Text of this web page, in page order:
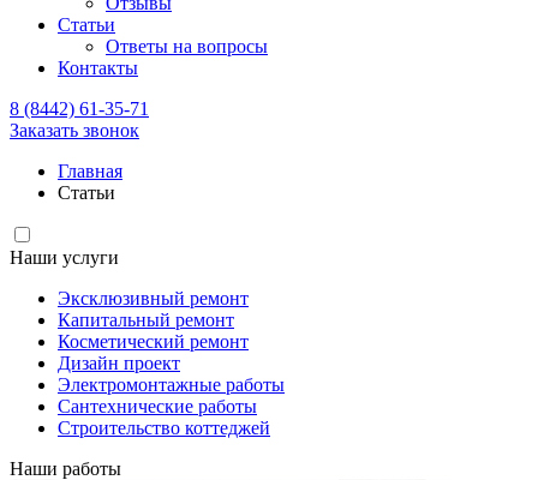
Статьи
Ответы на вопросы
Контакты
8 (8442) 61-35-71
Заказать звонок
Главная
Статьи
Наши услуги
Эксклюзивный ремонт
Капитальный ремонт
Косметический ремонт
Дизайн проект
Электромонтажные работы
Сантехнические работы
Строительство коттеджей
Наши работы